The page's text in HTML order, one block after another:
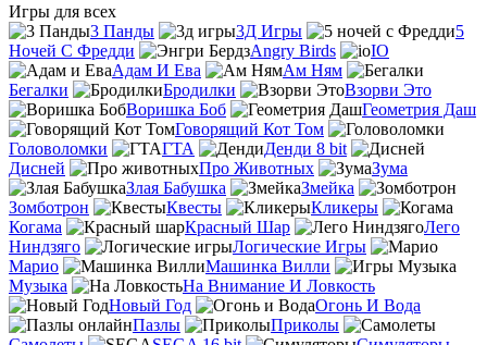
Игры для всех
3 Панды
3Д Игры
5
Ночей С Фредди
Angry Birds
IO
Адам И Ева
Ам Ням
Бегалки
Бродилки
Взорви Это
Воришка Боб
Геометрия Даш
Говорящий Кот Том
Головоломки
ГТА
Денди 8 bit
Дисней
Про Животных
Зума
Злая Бабушка
Змейка
Зомботрон
Квесты
Кликеры
Когама
Красный Шар
Лего
Ниндзяго
Логические Игры
Марио
Машинка Вилли
Музыка
На Внимание И Ловкость
Новый Год
Огонь И Вода
Пазлы
Приколы